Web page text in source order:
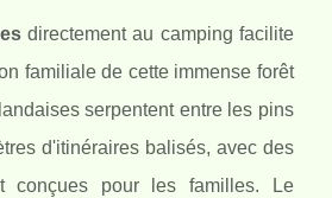
directement au camping facilite
familiale de cette immense forêt
serpentent entre les pins
d'itinéraires balisés, avec des
conçues pour les familles. Le